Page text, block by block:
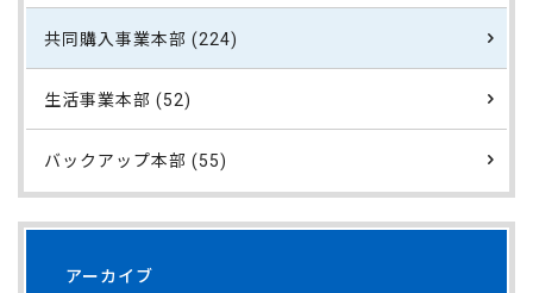
共同購入事業本部 (224)
生活事業本部 (52)
バックアップ本部 (55)
アーカイブ